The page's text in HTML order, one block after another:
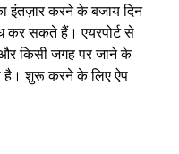
करने के बजाय दिन
कर सकते हैं। एयरपोर्ट से
किसी जगह पर जाने के
है। शुरू करने के लिए ऐप